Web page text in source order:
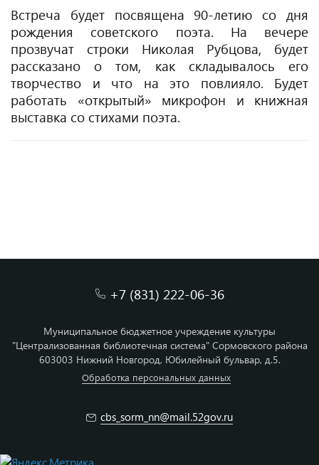
Встреча будет посвящена 90-летию со дня
рождения советского поэта. На вечере
прозвучат строки Николая Рубцова, будет
рассказано о том, как складывалось его
творчество и что на это повлияло. Будет
работать «открытый» микрофон и книжная
выставка со стихами поэта.
+7 (831) 222-06-36
Муниципальное бюджетное учреждение культуры
"Централизованная библиотечная система" Сормовского района
603003 Нижний Новгород, Юбилейный бульвар, д.5.
Обработка персональных данных
cbs_sorm_nn@mail.52gov.ru